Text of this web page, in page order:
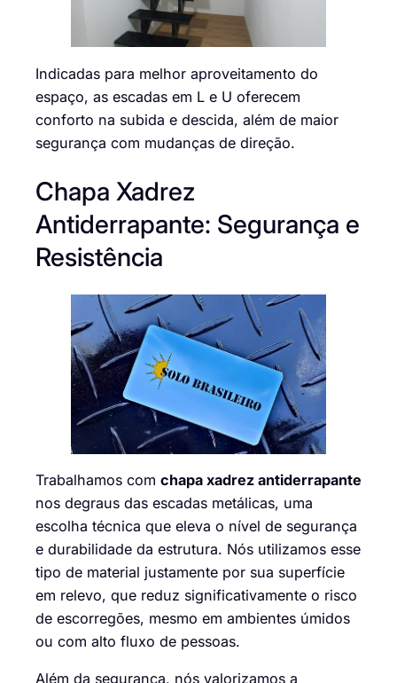
Indicadas para melhor aproveitamento do
espaço, as escadas em L e U oferecem
conforto na subida e descida, além de maior
segurança com mudanças de direção.
Chapa Xadrez
Antiderrapante: Segurança e
Resistência
Trabalhamos com chapa xadrez antiderrapante
nos degraus das escadas metálicas, uma
escolha técnica que eleva o nível de segurança
e durabilidade da estrutura. Nós utilizamos esse
tipo de material justamente por sua superfície
em relevo, que reduz significativamente o risco
de escorregões, mesmo em ambientes úmidos
ou com alto fluxo de pessoas.
Além da segurança, nós valorizamos a